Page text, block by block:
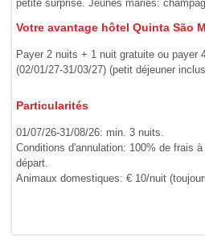
petite surprise. Jeunes mariés:
Votre avantage hôtel Quinta São
Payer 2 nuits + 1 nuit gratuite ou payer
(02/01/27-31/03/27) (petit déjeuner
Particularités
01/07/26-31/08/26: min. 3 nuits.
Conditions d'annulation: 100% de frais
départ.
Animaux domestiques: € 10/nuit